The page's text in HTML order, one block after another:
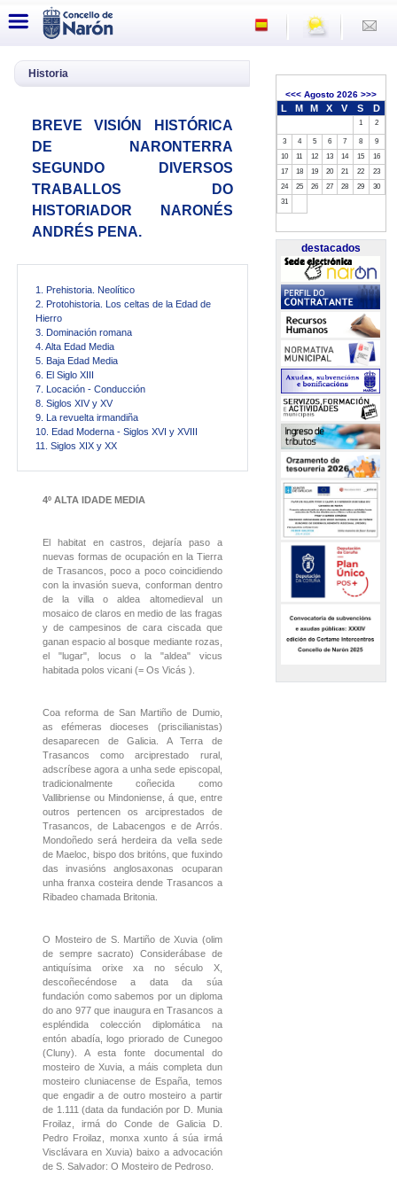
Historia
BREVE VISIÓN HISTÓRICA
DE NARONTERRA
SEGUNDO DIVERSOS
TRABALLOS DO
HISTORIADOR NARONÉS
ANDRÉS PENA.
1. Prehistoria. Neolítico
2. Protohistoria. Los celtas de la Edad de
Hierro
3. Dominación romana
4. Alta Edad Media
5. Baja Edad Media
6. El Siglo XIII
7. Locación - Conducción
8. Siglos XIV y XV
9. La revuelta irmandiña
10. Edad Moderna - Siglos XVI y XVIII
11. Siglos XIX y XX
4º ALTA IDADE MEDIA
El habitat en castros, dejaría paso a
nuevas formas de ocupación en la Tierra
de Trasancos, poco a poco coincidiendo
con la invasión sueva, conforman dentro
de la villa o aldea altomedieval un
mosaico de claros en medio de las fragas
y de campesinos de cara ciscada que
ganan espacio al bosque mediante rozas,
el "lugar", locus o la "aldea" vicus
habitada polos vicani (= Os Vicás ).
Coa reforma de San Martiño de Dumio,
as efémeras dioceses (priscilianistas)
desaparecen de Galicia. A Terra de
Trasancos como arciprestado rural,
adscríbese agora a unha sede episcopal,
tradicionalmente coñecida como
Vallibriense ou Mindoniense, á que, entre
outros pertencen os arciprestados de
Trasancos, de Labacengos e de Arrós.
Mondoñedo será herdeira da vella sede
de Maeloc, bispo dos britóns, que fuxindo
das invasións anglosaxonas ocuparan
unha franxa costeira dende Trasancos a
Ribadeo chamada Britonia.
O Mosteiro de S. Martiño de Xuvia (olim
de sempre sacrato) Considerábase de
antiquísima orixe xa no século X,
descoñecéndose a data da súa
fundación como sabemos por un diploma
do ano 977 que inaugura en Trasancos a
espléndida colección diplomática na
entón abadía, logo priorado de Cunegoo
(Cluny). A esta fonte documental do
mosteiro de Xuvia, a máis completa dun
mosteiro cluniacense de España, temos
que engadir a de outro mosteiro a partir
de 1.111 (data da fundación por D. Munia
Froilaz, irmá do Conde de Galicia D.
Pedro Froilaz, monxa xunto á súa irmá
Visclávara en Xuvia) baixo a advocación
de S. Salvador: O Mosteiro de Pedroso.
<<<Agosto 2026 >>>
L M M X V S D
1 2
3 4 5 6 7 8
9
10
11 12 13 14 15
16
17
18 19 20 21 22
23
24
25 26 27 28 29
30
31
destacados